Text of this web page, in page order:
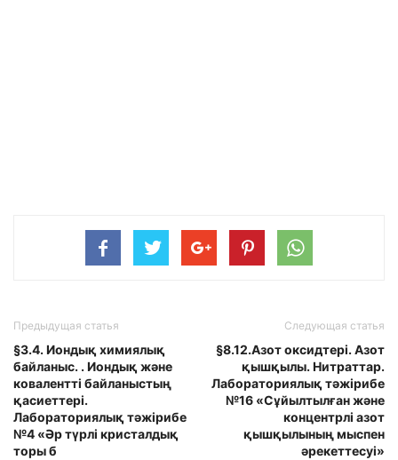
Предыдущая статья
§3.4. Иондық химиялық
байланыс. . Иондық және
ковалентті байланыстың
қасиеттері.
Лабораториялық тәжірибе
№4 «Әр түрлі кристалдық
торы б
Следующая статья
§8.12.Азот оксидтері. Азот
қышқылы. Нитраттар.
Лабораториялық тәжірибе
№16 «Сұйылтылған және
концентрлі азот
қышқылының мыспен
әрекеттесуі»